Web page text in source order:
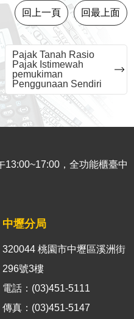
回上一頁 回最上面
Pajak Tanah Rasio
Pajak Istimewah
pemukiman
Penggunaan Sendiri
13:00~17:00，全功能櫃臺中
中壢分局
320044 桃園市中壢區溪洲街
296號3樓
電話：(03)451-5111
傳真：(03)451-5147